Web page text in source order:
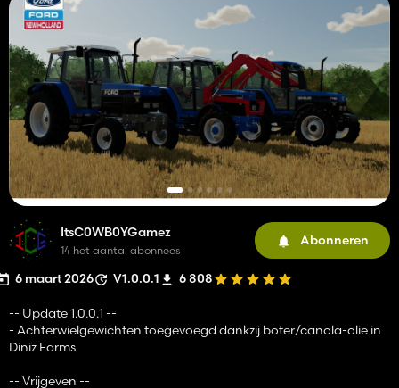
ItsC0WB0YGamez
14 het aantal abonnees
Abonneren
6 maart 2026 V1.0.0.1 6 808
-- Update 1.0.0.1 --
- Achterwielgewichten toegevoegd dankzij boter/canola-olie in
Diniz Farms
-- Vrijgeven --